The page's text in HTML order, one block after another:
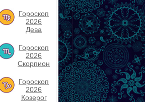
Гороскоп
2026
Дева
Гороскоп
2026
Скорпион
Гороскоп
2026
Козерог